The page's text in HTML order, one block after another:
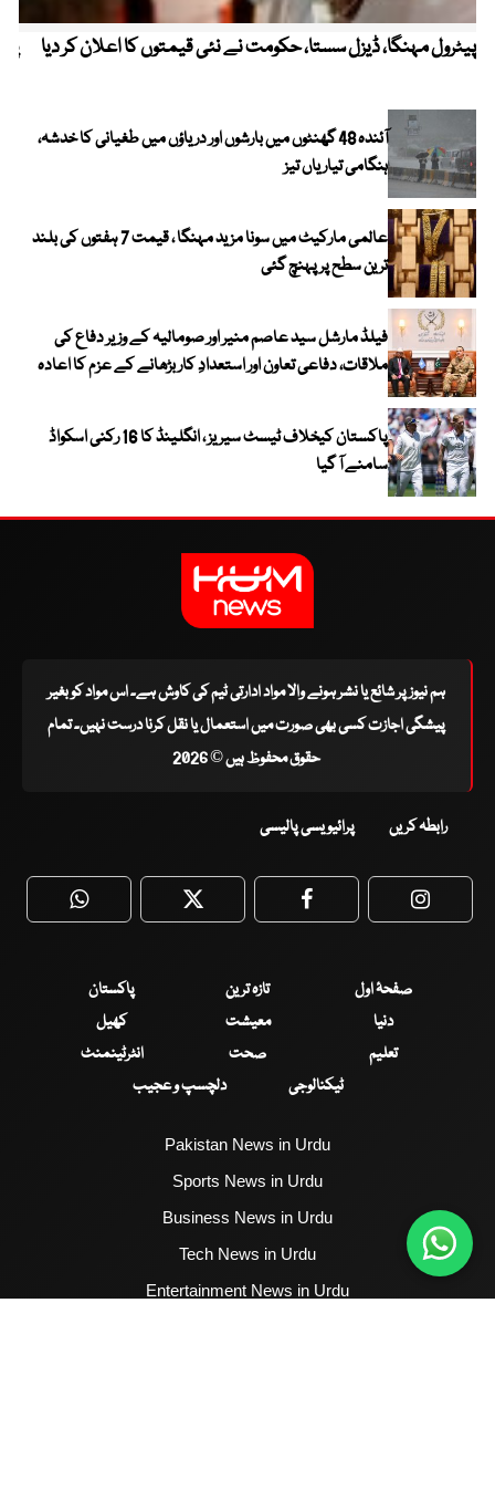
پیٹرول مہنگا، ڈیزل سستا، حکومت نے نئی قیمتوں کا اعلان کر دیا
آئندہ 48 گھنٹوں میں بارشوں اور دریاؤں میں طغیانی کا خدشہ،
ہنگامی تیاریاں تیز
عالمی مارکیٹ میں سونا مزید مہنگا ، قیمت 7 ہفتوں کی بلند
ترین سطح پر پہنچ گئی
فیلڈ مارشل سید عاصم منیر اور صومالیہ کے وزیر دفاع کی
ملاقات، دفاعی تعاون اور استعدادِ کار بڑھانے کے عزم کا اعادہ
پاکستان کیخلاف ٹیسٹ سیریز ، انگلینڈ کا 16 رکنی اسکواڈ
سامنے آ گیا
ہم نیوز پر شائع یا نشر ہونے والا مواد ادارتی ٹیم کی کاوش ہے۔ اس مواد کو بغیر
پیشگی اجازت کسی بھی صورت میں استعمال یا نقل کرنا درست نہیں۔ تمام
حقوق محفوظ ہیں © 2026
رابطہ کریں پرائیویسی پالیسی
WhatsApp Twitter Facebook
صفحۂ اول تازہ ترین
پاکستان
دنیا
معیشت
کھیل
تعلیم
صحت
انٹرٹینمنٹ
ٹیکنالوجی
دلچسپ و عجیب
Pakistan News in Urdu
Sports News in Urdu
Business News in Urdu
Tech News in Urdu
Entertainment News in Urdu